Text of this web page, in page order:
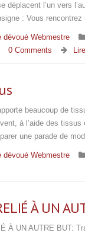
déplacent l’un vers
: Vous
dévoué Webmestre
0 Comments
beaucoup de
à l’aide des
une parade de
dévoué Webmestre
À UN
À UN AUTRE BUT: